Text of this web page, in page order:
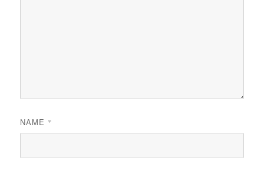
NAME *